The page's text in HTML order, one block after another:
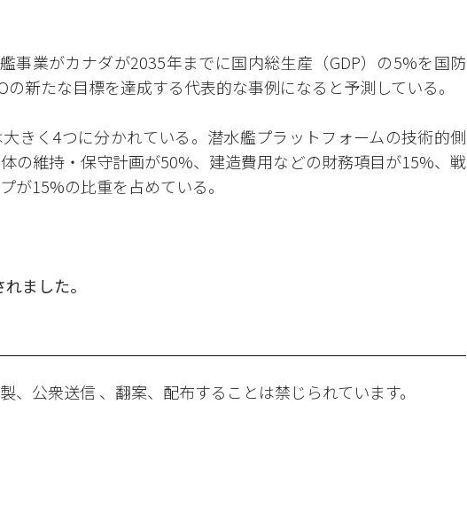
事業がカナダが2035年までに国内総生産（GDP）の5%を国防
新たな目標を達成する代表的な事例になると予測している。
きく4つに分かれている。潜水艦プラットフォームの技術的側
の維持・保守計画が50%、建造費用などの財務項目が15%、戦
が15%の比重を占めている。
ました。
、公衆送信 、翻案、配布することは禁じられています。